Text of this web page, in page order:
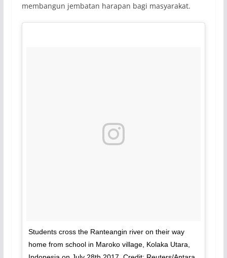
membangun jembatan harapan bagi masyarakat.
Students cross the Ranteangin river on their way
home from school in Maroko village, Kolaka Utara,